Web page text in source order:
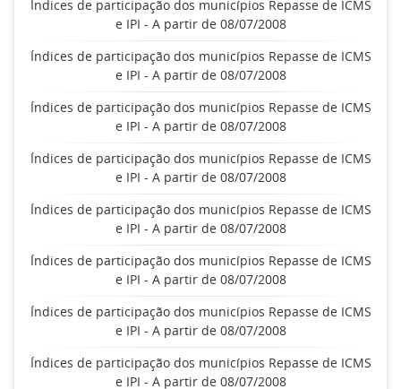
Índices de participação dos municípios Repasse de ICMS
e IPI - A partir de 08/07/2008
Índices de participação dos municípios Repasse de ICMS
e IPI - A partir de 08/07/2008
Índices de participação dos municípios Repasse de ICMS
e IPI - A partir de 08/07/2008
Índices de participação dos municípios Repasse de ICMS
e IPI - A partir de 08/07/2008
Índices de participação dos municípios Repasse de ICMS
e IPI - A partir de 08/07/2008
Índices de participação dos municípios Repasse de ICMS
e IPI - A partir de 08/07/2008
Índices de participação dos municípios Repasse de ICMS
e IPI - A partir de 08/07/2008
Índices de participação dos municípios Repasse de ICMS
e IPI - A partir de 08/07/2008